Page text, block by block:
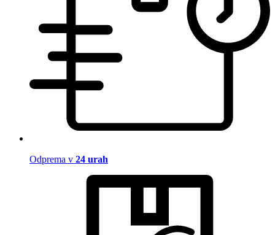
Odprema v 24 urah